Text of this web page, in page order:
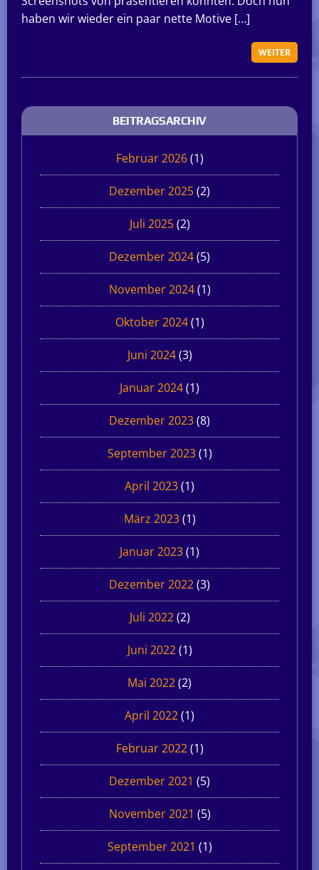
haben wir wieder ein paar nette Motive […]
WEITER
BEITRAGSARCHIV
Februar 2026(1)
Dezember 2025(2)
Juli 2025(2)
Dezember 2024(5)
November 2024(1)
Oktober 2024(1)
Juni 2024(3)
Januar 2024(1)
Dezember 2023(8)
September 2023(1)
April 2023(1)
März 2023(1)
Januar 2023(1)
Dezember 2022(3)
Juli 2022(2)
Juni 2022(1)
Mai 2022(2)
April 2022(1)
Februar 2022(1)
Dezember 2021 (5)
November 2021 (5)
September 2021 (1)